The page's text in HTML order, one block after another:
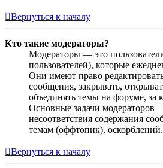
Вернуться к началу
Кто такие модераторы?
Модераторы — это
пользователей), которые
Они имеют право
сообщения, закрывать,
объединять темы на форуме, за
Основные задачи модераторов
несоответствия содержания
темам (оффтопик), оскорблений.
Вернуться к началу